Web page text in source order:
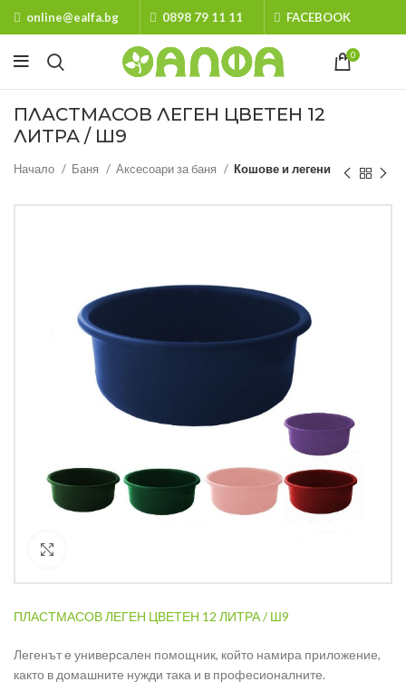
online@ealfa.bg 0898 79 11 11 FACEBOOK
0
ПЛАСТМАСОВ ЛЕГЕН ЦВЕТЕН 12
ЛИТРА / Ш9
Начало Баня Аксесоари за баня Кошове и легени
ПЛАСТМАСОВ ЛЕГЕН ЦВЕТЕН 12 ЛИТРА / Ш9
Легенът е универсален помощник, който намира приложение,
както в домашните нужди така и в професионалните.